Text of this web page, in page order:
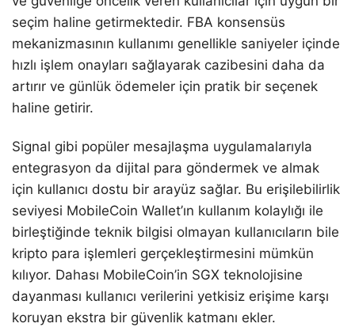
seçim haline getirmektedir. FBA konsensüs
mekanizmasının kullanımı genellikle saniyeler içinde
hızlı işlem onayları sağlayarak cazibesini daha da
artırır ve günlük ödemeler için pratik bir seçenek
haline getirir.
Signal gibi popüler mesajlaşma uygulamalarıyla
entegrasyon da dijital para göndermek ve almak
için kullanıcı dostu bir arayüz sağlar. Bu erişilebilirlik
seviyesi MobileCoin Wallet’ın kullanım kolaylığı ile
birleştiğinde teknik bilgisi olmayan kullanıcıların bile
kripto para işlemleri gerçekleştirmesini mümkün
kılıyor. Dahası MobileCoin’in SGX teknolojisine
dayanması kullanıcı verilerini yetkisiz erişime karşı
koruyan ekstra bir güvenlik katmanı ekler.